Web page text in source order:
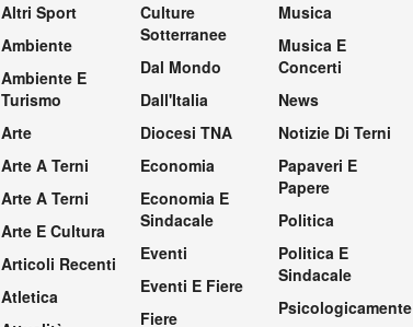
Altri Sport
Ambiente
Ambiente E
Turismo
Arte
Arte A Terni
Arte A Terni
Arte E Cultura
Articoli Recenti
Atletica
Culture
Sotterranee
Dal Mondo
Dall'Italia
Diocesi TNA
Economia
Economia E
Sindacale
Eventi
Eventi E Fiere
Fiere
Musica
Musica E
Concerti
News
Notizie Di Terni
Papaveri E
Papere
Politica
Politica E
Sindacale
Psicologicamente